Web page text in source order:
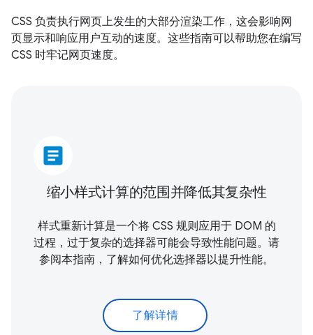
CSS 负责执行网页上发生的大部分渲染工作，这会影响网
页显示和响应用户互动的速度。这些指南可以帮助您在编写
CSS 时牢记网页速度。
article
缩小样式计算的范围并降低其复杂性
样式重新计算是一个将 CSS 规则应用于 DOM 的
过程，过于复杂的选择器可能会导致性能问题。请
参阅本指南，了解如何优化选择器以提升性能。
了解详情